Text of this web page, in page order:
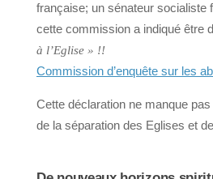
française; un sénateur socialiste
cette commission a indiqué être
à l’Eglise » !!
Commission d’enquête sur les
Cette déclaration ne manque
de la séparation des Eglises et de